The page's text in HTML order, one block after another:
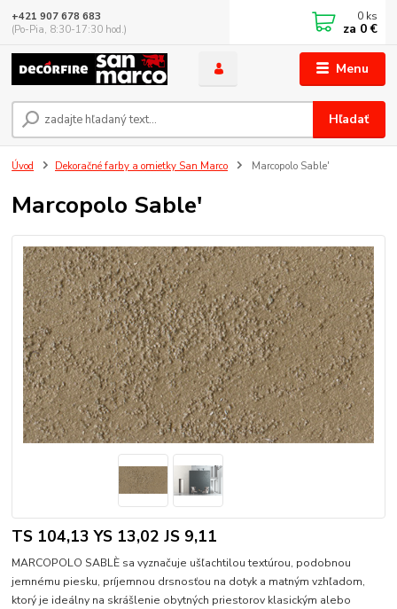
Menu
Hľadať
+421 907 678 683
(Po-Pia, 8:30-17:30 hod.)
0 ks
za 0 €
Úvod Dekoračné farby a omietky San Marco Marcopolo Sable'
Marcopolo Sable'
TS 104,13 YS 13,02 JS 9,11
MARCOPOLO SABLÈ sa vyznačuje ušľachtilou textúrou, podobnou
jemnému piesku, príjemnou drsnosťou na dotyk a matným vzhľadom,
ktorý je ideálny na skrášlenie obytných priestorov klasickým alebo